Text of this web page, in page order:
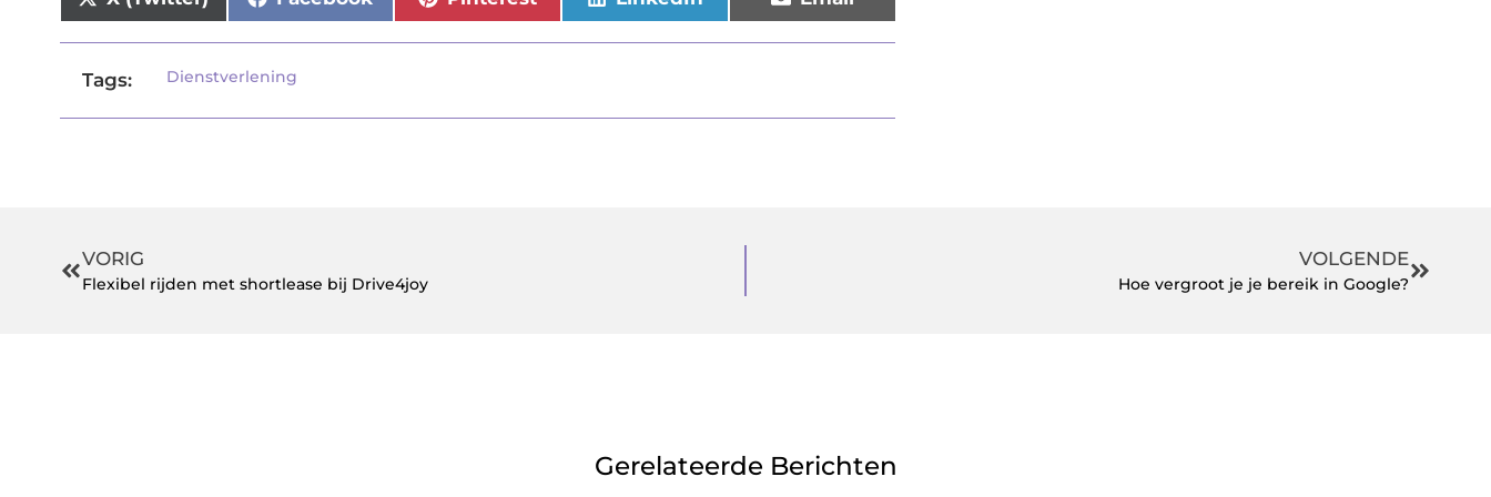
Tags: Dienstverlening
VORIG
Flexibel rijden met shortlease bij Drive4joy
VOLGENDE
Hoe vergroot je je bereik in Google?
Gerelateerde Berichten